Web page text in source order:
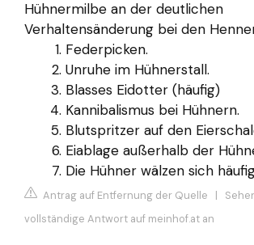
Hühnermilbe an der deutlichen
Verhaltensänderung bei den
Federpicken.
Unruhe im Hühnerstall.
Blasses Eidotter (häufig)
Kannibalismus bei Hühnern.
Blutspritzer auf den
Eiablage außerhalb der
Die Hühner wälzen sich
Antrag auf Entfernung der Quelle |
vollständige Antwort auf meinhof.at an